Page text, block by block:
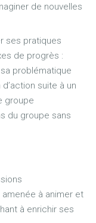
de nouvelles
ses pratiques
de progrès :
problématique
suite à un
groupe
du groupe sans
à animer et
à enrichir ses